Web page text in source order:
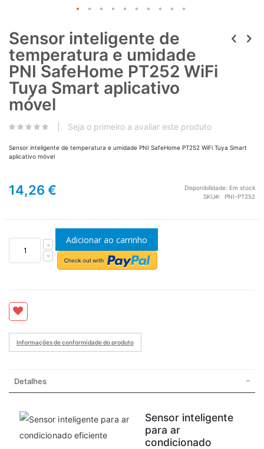
Sensor inteligente de
temperatura e umidade
PNI SafeHome PT252 WiFi
Tuya Smart aplicativo
móvel
Seja o primeiro a avaliar este produto
Sensor inteligente de temperatura e umidade PNI SafeHome PT252 WiFi Tuya Smart
aplicativo móvel
14,26 € Disponibilidade: Em stock
SKU
PNI-PT252
Adicionar ao carrinho
Informações de conformidade do produto
Detalhes
Sensor inteligente
para ar
condicionado